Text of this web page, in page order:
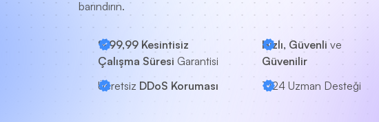
barındırın.
%99,99 Kesintisiz
Çalışma Süresi Garantisi
Hızlı, Güvenlive
Güvenilir
Ücretsiz DDoS Koruması 7/24 Uzman Desteği